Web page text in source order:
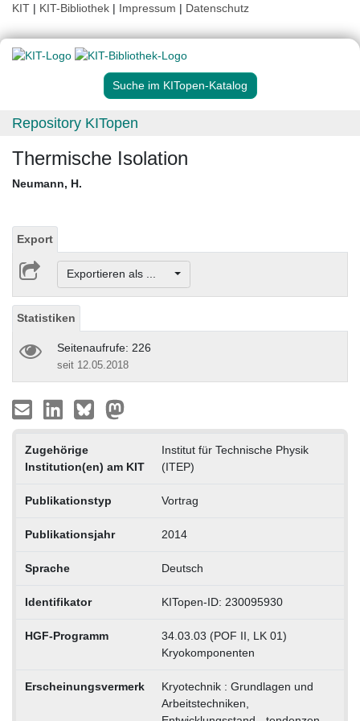
KIT | KIT-Bibliothek | Impressum | Datenschutz
Suche im KITopen-Katalog
Repository KITopen
Thermische Isolation
Neumann, H.
Export
Exportieren als ...
Statistiken
Seitenaufrufe: 226
seit 12.05.2018
Zugehörige
Institution(en) am KIT
Institut für Technische Physik
(ITEP)
Publikationstyp Vortrag
Publikationsjahr 2014
Sprache Deutsch
Identifikator KITopen-ID: 230095930
HGF-Programm
34.03.03 (POF II, LK 01)
Kryokomponenten
Erscheinungsvermerk
Kryotechnik : Grundlagen und
Arbeitstechniken,